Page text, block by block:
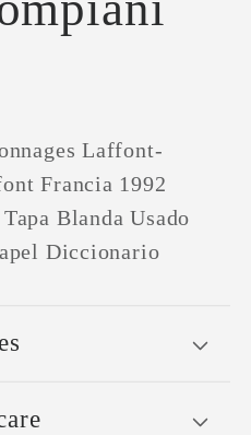
Laffont-
Francia 1992
Blanda Usado
Diccionario